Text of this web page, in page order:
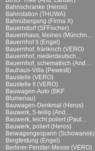
Bahnschranke (Heros)
Bahnstation (THUWA)
Bahnübergang (Firma X)
Bauerndorf (SFFischer)
Bauernhaus, kleines (Münchn....
Bauernhof II (Engel)
Bauernhof, fränkisch (VERO)
Bauernhof, niederdeutsch...
Bauernhof, schematisch (And....
Bauhaus-Villa (Pewesti)
Baustelle (VERO)
Baustelle II (VERO)
Bauwagen-Auto (BKF
Blumenau)
Bauwagen-Denkmal (Heros)
Bauwerk, 5-teilig (And....
Bauwerk, leicht poliert (Paul...
Bauwerk, poliert (Heros)
Beiwagengespann (Schowanek)
Bergfestung (Engel)
Berliner-Fenster-Messe (VERO)